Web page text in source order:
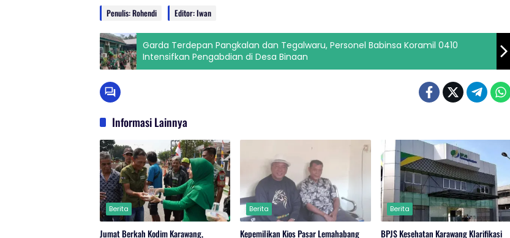
Penulis: Rohendi Editor: Iwan
Garda Terdepan Pangkalan dan Tegalwaru, Personel Babinsa Koramil 0410
Intensifkan Pengabdian di Desa Binaan
Informasi Lainnya
Berita
Jumat Berkah Kodim Karawang,
Berita
Kepemilikan Kios Pasar Lemahabang
Berita
BPJS Kesehatan Karawang Klarifikasi